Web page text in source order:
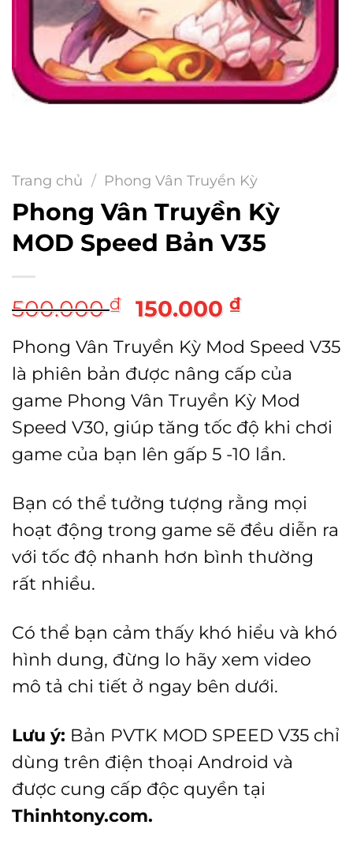
Trang chủ / Phong Vân Truyền Kỳ
Phong Vân Truyền Kỳ
MOD Speed Bản V35
500.000₫
Giá
gốc
là:
500.000 ₫.
150.000 ₫Giá
hiện
tại
là:
150.000
Phong Vân Truyền Kỳ Mod Speed V35
là phiên bản được nâng cấp của
game Phong Vân Truyền Kỳ Mod
Speed V30, giúp tăng tốc độ khi chơi
game của bạn lên gấp 5 -10 lần.
Bạn có thể tưởng tượng rằng mọi
hoạt động trong game sẽ đều diễn ra
với tốc độ nhanh hơn bình thường
rất nhiều.
Có thể bạn cảm thấy khó hiểu và khó
hình dung, đừng lo hãy xem video
mô tả chi tiết ở ngay bên dưới.
Lưu ý: Bản PVTK MOD SPEED V35 chỉ
dùng trên điện thoại Android và
được cung cấp độc quyền tại
Thinhtony.com.